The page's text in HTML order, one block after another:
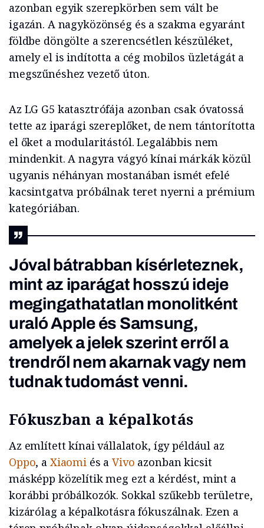
azonban egyik szerepkörben sem vált be
igazán. A nagyközönség és a szakma egyaránt
földbe döngölte a szerencsétlen készüléket,
amely el is indította a cég mobilos üzletágát a
megszűnéshez vezető úton.
Az LG G5 katasztrófája azonban csak óvatossá
tette az iparági szereplőket, de nem tántorította
el őket a modularitástól. Legalábbis nem
mindenkit. A nagyra vágyó kínai márkák közül
ugyanis néhányan mostanában ismét efelé
kacsintgatva próbálnak teret nyerni a prémium
kategóriában.
Jóval bátrabban kísérleteznek,
mint az iparágat hosszú ideje
megingathatatlan monolitként
uraló Apple és Samsung,
amelyek a jelek szerint erről a
trendről nem akarnak vagy nem
tudnak tudomást venni.
Fókuszban a képalkotás
Az említett kínai vállalatok, így például az
Oppo, a Xiaomi és aVivo azonban kicsit
másképp közelítik meg ezt a kérdést, mint a
korábbi próbálkozók. Sokkal szűkebb területre,
kizárólag a képalkotásra fókuszálnak. Ezen a